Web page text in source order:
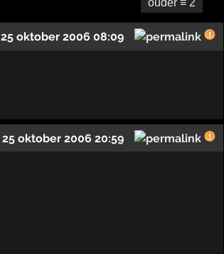
ouder ≡ 2
25 oktober 2006 08:09
25 oktober 2006 20:59